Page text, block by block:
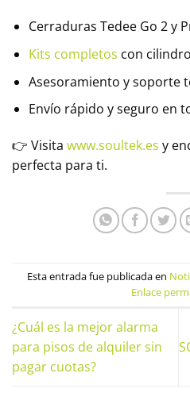
Cerraduras Tedee Go 2 y
Kits completos con
Asesoramiento y soporte
Envío rápido y seguro en
👉 Visita www.soultek.es y
perfecta para ti.
Esta entrada fue publicada en
Enlace
¿Cuál es la mejor alarma
para pisos de alquiler sin
pagar cuotas?